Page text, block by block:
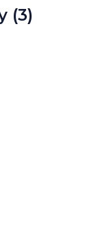
(3)